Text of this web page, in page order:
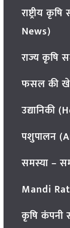
राष्ट्रीय
News)
राज्य कृषि
फसल की
उद्यानिकी
पशुपालन
समस्या –
Mandi
कृषि कंपनी